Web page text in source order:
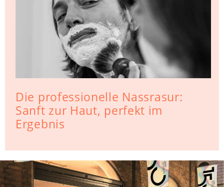
Die professionelle Nassrasur:
Sanft zur Haut, perfekt im
Ergebnis